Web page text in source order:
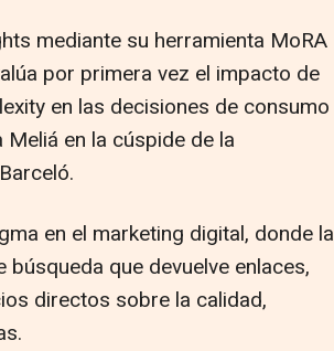
mediante su herramienta MoRA
por primera vez el impacto de
en las decisiones de consumo
en la cúspide de la
en el marketing digital, donde la
que devuelve enlaces,
directos sobre la calidad,